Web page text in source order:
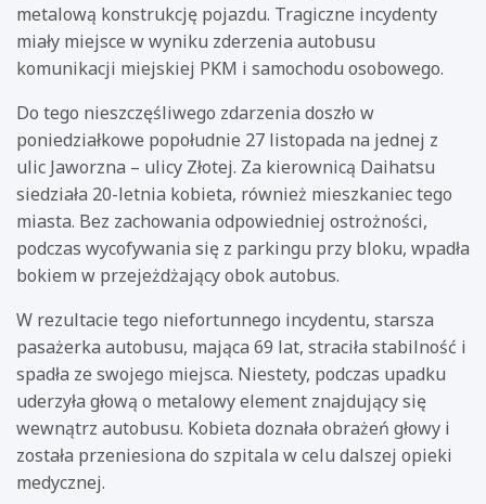
metalową konstrukcję pojazdu. Tragiczne incydenty
miały miejsce w wyniku zderzenia autobusu
komunikacji miejskiej PKM i samochodu osobowego.
Do tego nieszczęśliwego zdarzenia doszło w
poniedziałkowe popołudnie 27 listopada na jednej z
ulic Jaworzna – ulicy Złotej. Za kierownicą Daihatsu
siedziała 20-letnia kobieta, również mieszkaniec tego
miasta. Bez zachowania odpowiedniej ostrożności,
podczas wycofywania się z parkingu przy bloku, wpadła
bokiem w przejeżdżający obok autobus.
W rezultacie tego niefortunnego incydentu, starsza
pasażerka autobusu, mająca 69 lat, straciła stabilność i
spadła ze swojego miejsca. Niestety, podczas upadku
uderzyła głową o metalowy element znajdujący się
wewnątrz autobusu. Kobieta doznała obrażeń głowy i
została przeniesiona do szpitala w celu dalszej opieki
medycznej.